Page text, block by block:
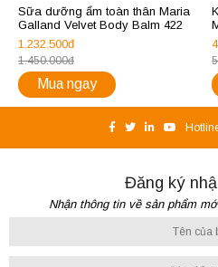
Sữa dưỡng ẩm toàn thân Maria
Galland Velvet Body Balm 422
1.232.500đ
1.450.000đ
Mua ngay
Đăng ký
Nhận thông tin về sản phẩm